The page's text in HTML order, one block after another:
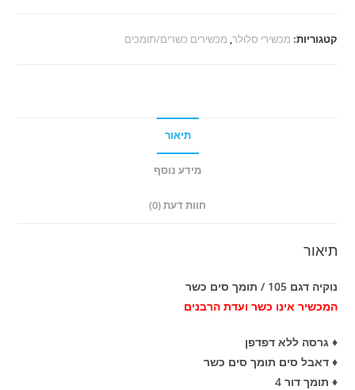
105
קטגוריות: מכשירי סלולר, מכשירים כשרים/תומכים
תיאור
מידע נוסף
חוות דעת (0)
תיאור
נוקיה דגם 105 / תומך סים כשר
המכשיר אינו כשר ועדת הרבנים
♦ גרסה ללא דפדפן
♦ דאבל סים תומך סים כשר
♦ תומך דור 4